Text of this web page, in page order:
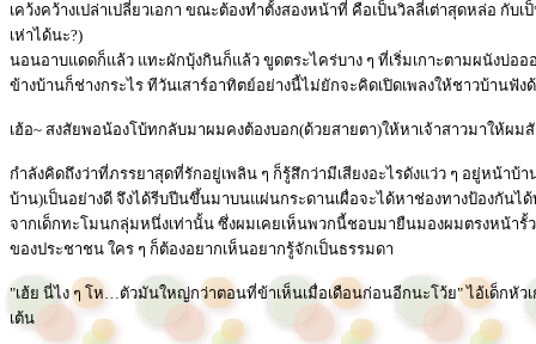
เคว้งคว้างเปล่าเปลี่ยวเอกา ขณะต้องทำตั้งสองหน้าที่ คือเป็นวิลลี่เต่าสุดหล่อ กั
เห่าได้นะ?)
นอนอาบแดดก็แล้ว แทะผักบุ้งกินก็แล้ว ขูดตระไคร่บาง ๆ ที่เริ่มเกาะตามผนังบ่อ
ข้างบ้านก็ช่างกระไร ทีวันเสาร์อาทิตย์อย่างนี้ไม่ยักจะคิดเปิดเพลงให้ชาวบ้านฟัง
เฮ้อ~ สงสัยพอน้องโบ้ทกลับมาผมคงต้องบอก(ด้วยสายตา)ให้หาเจ้าสาวมาให้ผ
กำลังคิดถึงว่าที่ภรรยาสุดที่รักอยู่เพลิน ๆ ก็รู้สึกว่ามีเสียงอะไรดังแว่ว ๆ อยู่หน้า
บ้าน)เป็นอย่างดี จึงได้รีบปีนขึ้นมาบนแผ่นกระดานเผื่อจะได้หาช่องทางป้องกันไ
จากเด็กทะโมนกลุ่มหนึ่งเท่านั้น ซึ่งผมเคยเห็นพวกนี้ชอบมายืนมองผมตรงหน้า
ของประชาชน ใคร ๆ ก็ต้องอยากเห็นอยากรู้จักเป็นธรรมดา
"เฮ้ย นี่ไง ๆ โห…ตัวมันใหญ่กว่าตอนที่ข้าเห็นเมื่อเดือนก่อนอีกนะโว้ย" ไอ้เด็กหั
เต้น